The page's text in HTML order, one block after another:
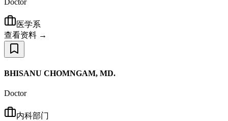
Doctor
医学系
查看资料 →
BHISANU CHOMNGAM, MD.
Doctor
内科部门